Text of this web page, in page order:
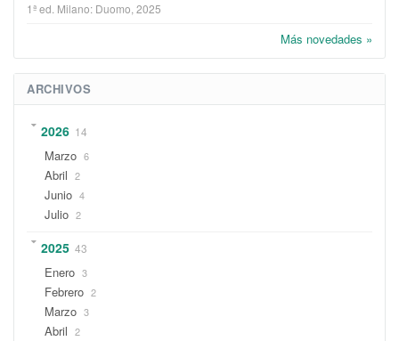
1ª ed. Milano: Duomo , 2025
Más novedades »
ARCHIVOS
2026 14
Marzo 6
Abril 2
Junio 4
Julio 2
2025 43
Enero 3
Febrero 2
Marzo 3
Abril 2